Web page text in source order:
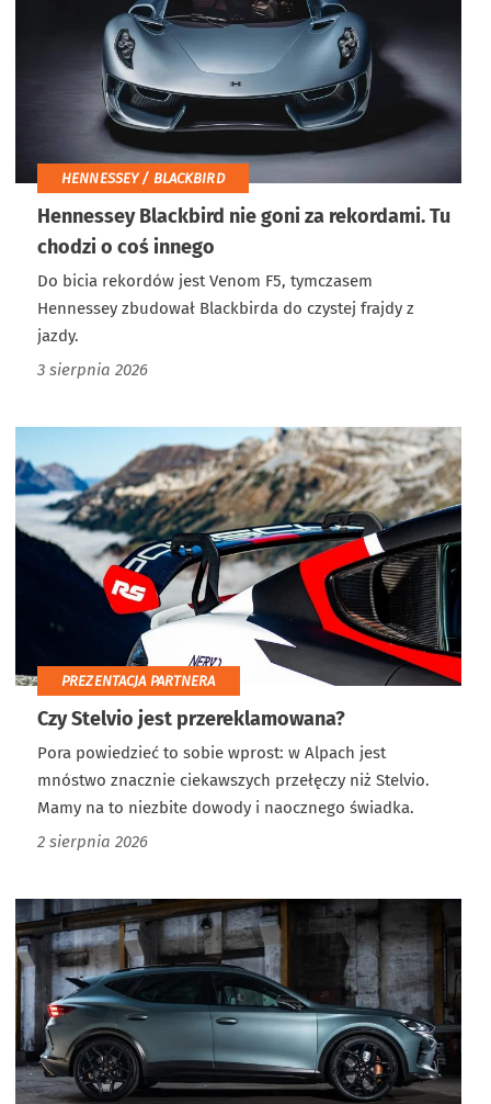
HENNESSEY / BLACKBIRD
Hennessey Blackbird nie goni za rekordami. Tu
chodzi o coś innego
Do bicia rekordów jest Venom F5, tymczasem
Hennessey zbudował Blackbirda do czystej frajdy z
jazdy.
3 sierpnia 2026
PREZENTACJA PARTNERA
Czy Stelvio jest przereklamowana?
Pora powiedzieć to sobie wprost: w Alpach jest
mnóstwo znacznie ciekawszych przełęczy niż Stelvio.
Mamy na to niezbite dowody i naocznego świadka.
2 sierpnia 2026